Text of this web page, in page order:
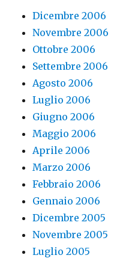
Dicembre 2006
Novembre 2006
Ottobre 2006
Settembre 2006
Agosto 2006
Luglio 2006
Giugno 2006
Maggio 2006
Aprile 2006
Marzo 2006
Febbraio 2006
Gennaio 2006
Dicembre 2005
Novembre 2005
Luglio 2005